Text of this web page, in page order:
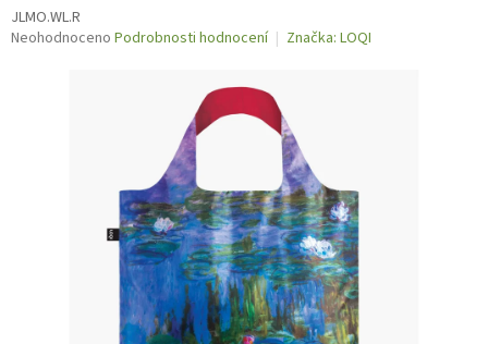
JLMO.WL.R
Průměrné
Neohodnoceno Podrobnosti hodnocení Značka: LOQI